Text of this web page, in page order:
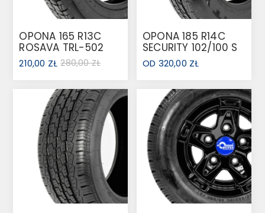
OPONA 165 R13C
ROSAVA TRL-502
96N
210,00 ZŁ 280,00 ZŁ
OPONA 185 R14C
SECURITY 102/100 S
104 N
OD 320,00 ZŁ